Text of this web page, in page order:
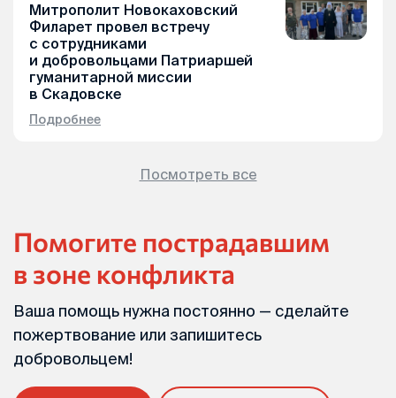
Митрополит Новокаховский
Филарет провел встречу
с сотрудниками
и добровольцами Патриаршей
гуманитарной миссии
в Скадовске
Подробнее
Посмотреть все
Помогите пострадавшим
в зоне конфликта
Ваша помощь нужна постоянно — сделайте
пожертвование или запишитесь
добровольцем!